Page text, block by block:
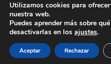
© Copyright 2021. All
Webmaster:
JF creativos
Utilizamos cookies para
nuestra web.
Puedes aprender más sobre
desactivarlas en los ajustes.
Aceptar Rechazar